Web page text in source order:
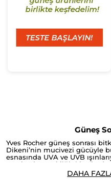
Güneş
Yves Rocher güneş sonrası
Dikeni’nin mucivezi gücüyle
esnasında UVA ve UVB
yorularak esnekliğini
maruz kalan ciltte güneş
DAHA